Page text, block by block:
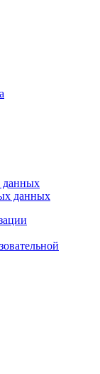
данных
данных